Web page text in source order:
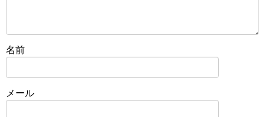
名前
メール